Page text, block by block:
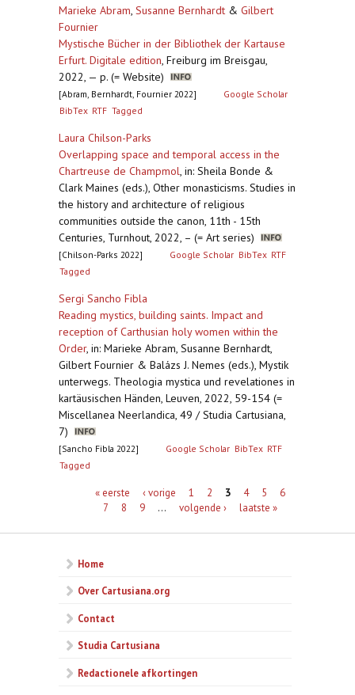
Marieke Abram, Susanne Bernhardt & Gilbert
Fournier
Mystische Bücher in der Bibliothek der Kartause
Erfurt. Digitale edition, Freiburg im Breisgau,
2022, — p. (= Website)
[Abram, Bernhardt, Fournier 2022]
Google Scholar
BibTex RTF Tagged
Laura Chilson-Parks
Overlapping space and temporal access in the
Chartreuse de Champmol, in: Sheila Bonde &
Clark Maines (eds.), Other monasticisms. Studies in
the history and architecture of religious
communities outside the canon, 11th - 15th
Centuries, Turnhout, 2022, – (= Art series)
[Chilson-Parks 2022] Google Scholar BibTex RTF
Tagged
Sergi Sancho Fibla
Reading mystics, building saints. Impact and
reception of Carthusian holy women within the
Order, in: Marieke Abram, Susanne Bernhardt,
Gilbert Fournier & Balázs J. Nemes (eds.), Mystik
unterwegs. Theologia mystica und revelationes in
kartäusischen Händen, Leuven, 2022, 59-154 (=
Miscellanea Neerlandica, 49 / Studia Cartusiana,
7)
[Sancho Fibla 2022] Google Scholar BibTex RTF
Tagged
Pagina's« eerste ‹ vorige 1 2 3 4 5
6
7
8 9 … volgende › laatste »
Home
Over Cartusiana.org
Contact
Studia Cartusiana
Redactionele afkortingen